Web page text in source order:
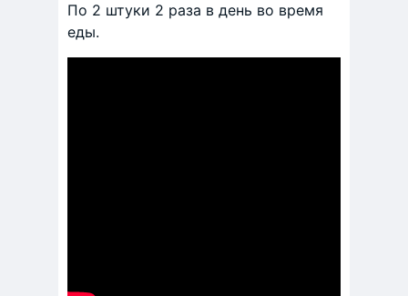
По 2 штуки 2 раза в день во время
еды.